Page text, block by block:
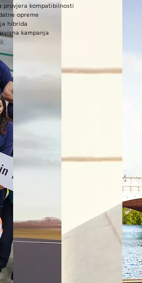
provjera kompatibilnosti
opreme
hibrida
kampanja